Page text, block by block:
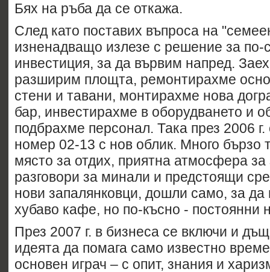
Бях на ръба да се откажа.
След като поставих въпроса на
изненадващо излезе с решение за по-
инвестиция, за да вървим напред.
разширим площта, ремонтирахме
стени и тавани, монтирахме нова
бар, инвестирахме в оборудването и
подбрахме персонал. Така през 2006 г.
номер 02-13 с нов облик. Много бързо
място за отдих, приятна атмосфера за
разговори за минали и предстоящи
нови запалянковци, дошли само, за да
хубаво кафе, но по-късно - постоянни
През 2007 г. в бизнеса се включи и
идеята да помага само известно
основен играч – с опит, знания и